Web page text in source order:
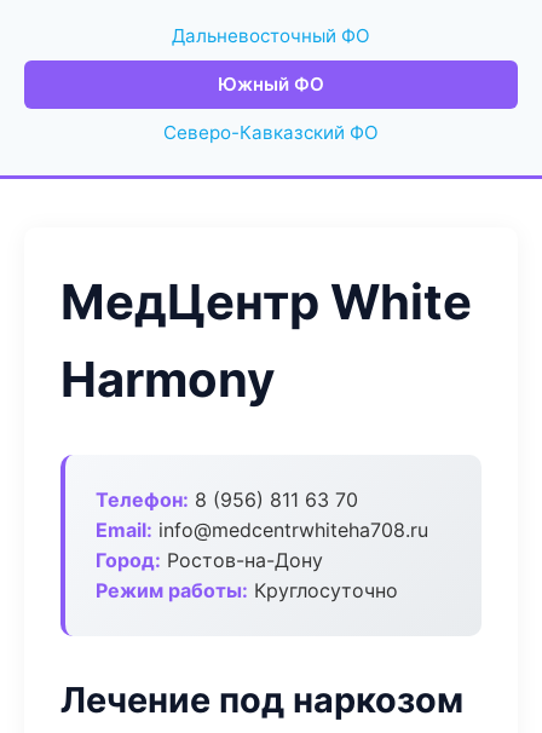
Дальневосточный ФО
Южный ФО
Северо-Кавказский ФО
МедЦентр White
Harmony
Телефон: 8 (956) 811 63 70
Email: info@medcentrwhiteha708.ru
Город: Ростов-на-Дону
Режим работы: Круглосуточно
Лечение под наркозом